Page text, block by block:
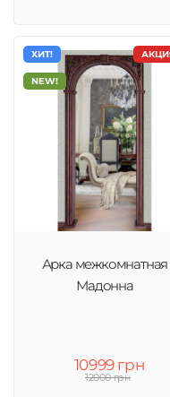
ХИТ!
NEW!
Арка межкомнатная
Мадонна
10999 грн
12000 грн